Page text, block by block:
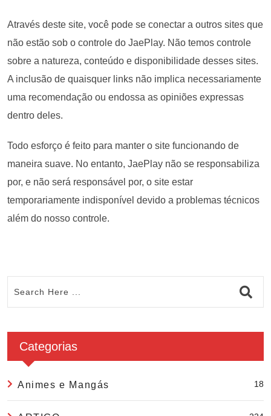
Através deste site, você pode se conectar a outros sites que
não estão sob o controle do JaePlay. Não temos controle
sobre a natureza, conteúdo e disponibilidade desses sites.
A inclusão de quaisquer links não implica necessariamente
uma recomendação ou endossa as opiniões expressas
dentro deles.
Todo esforço é feito para manter o site funcionando de
maneira suave. No entanto, JaePlay não se responsabiliza
por, e não será responsável por, o site estar
temporariamente indisponível devido a problemas técnicos
além do nosso controle.
Categorias
Animes e Mangás 18